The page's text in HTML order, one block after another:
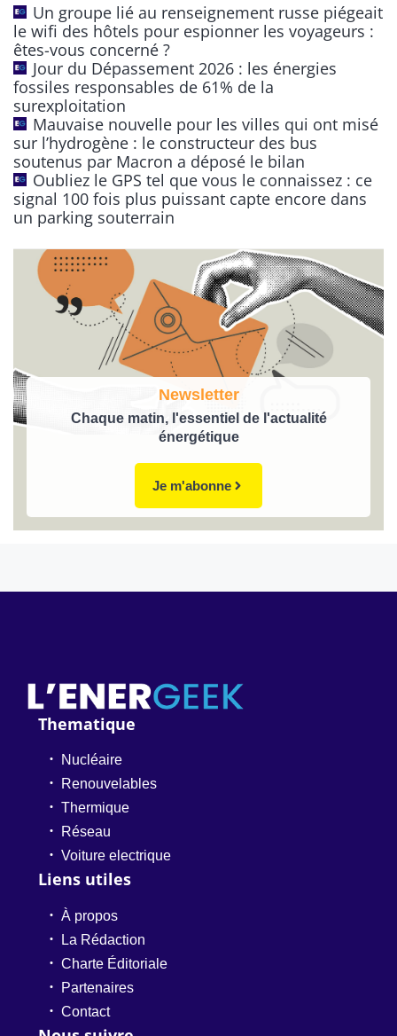
a
t
i
v
e
:
Un groupe lié au renseignement russe piégeait
le wifi des hôtels pour espionner les voyageurs :
êtes-vous concerné ?
Jour du Dépassement 2026 : les énergies
fossiles responsables de 61% de la
surexploitation
Mauvaise nouvelle pour les villes qui ont misé
sur l’hydrogène : le constructeur des bus
soutenus par Macron a déposé le bilan
Oubliez le GPS tel que vous le connaissez : ce
signal 100 fois plus puissant capte encore dans
un parking souterrain
Newsletter
Chaque matin, l'essentiel de l'actualité
énergétique
Je m'abonne
Thematique
Nucléaire
Renouvelables
Thermique
Réseau
Voiture electrique
Liens utiles
À propos
La Rédaction
Charte Éditoriale
Partenaires
Contact